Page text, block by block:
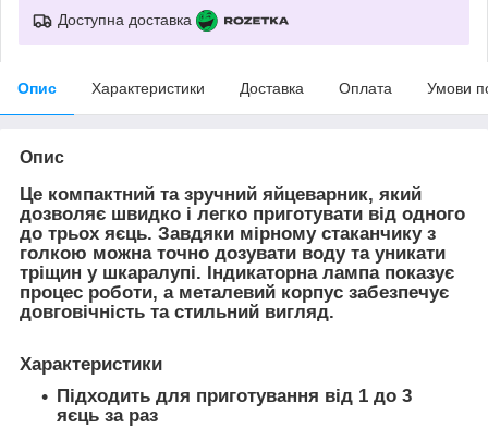
Доступна доставка
Опис Характеристики Доставка Оплата Умови
Опис
Це компактний та зручний яйцеварник, який
дозволяє швидко і легко приготувати від одного
до трьох яєць. Завдяки мірному стаканчику з
голкою можна точно дозувати воду та уникати
тріщин у шкаралупі. Індикаторна лампа показує
процес роботи, а металевий корпус забезпечує
довговічність та стильний вигляд.
Характеристики
Підходить для приготування від 1 до 3
яєць за раз